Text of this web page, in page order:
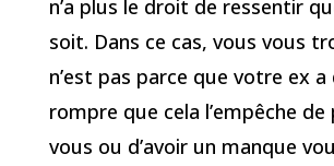
n’a plus le droit de ressentir
soit. Dans ce cas, vous vous
n’est pas parce que votre ex a
rompre que cela l’empêche de
vous ou d’avoir un manque